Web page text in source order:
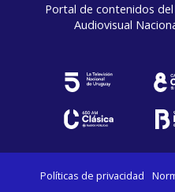
Portal de contenidos
Audiovisual
Políticas de privacidad